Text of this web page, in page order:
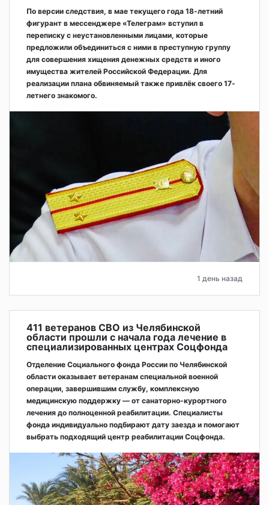
По версии следствия, в мае текущего года 18-летний
фигурант в мессенджере «Телеграм» вступил в
переписку с неустановленными лицами, которые
предложили объединиться с ними в преступную группу
для совершения хищения денежных средств и иного
имущества жителей Российской Федерации. Для
реализации плана обвиняемый также привлёк своего 17-
летнего знакомого.
1 день назад
411 ветеранов СВО из Челябинской
области прошли с начала года лечение в
специализированных центрах Соцфонда
Отделение Социального фонда России по Челябинской
области оказывает ветеранам специальной военной
операции, завершившим службу, комплексную
медицинскую поддержку — от санаторно-курортного
лечения до полноценной реабилитации. Специалисты
фонда индивидуально подбирают дату заезда и помогают
выбрать подходящий центр реабилитации Соцфонда.